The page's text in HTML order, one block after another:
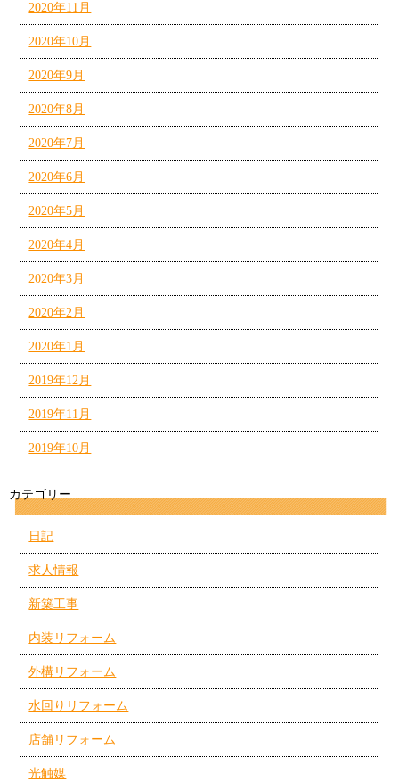
2020年11月
2020年10月
2020年9月
2020年8月
2020年7月
2020年6月
2020年5月
2020年4月
2020年3月
2020年2月
2020年1月
2019年12月
2019年11月
2019年10月
カテゴリー
日記
求人情報
新築工事
内装リフォーム
外構リフォーム
水回りリフォーム
店舗リフォーム
光触媒